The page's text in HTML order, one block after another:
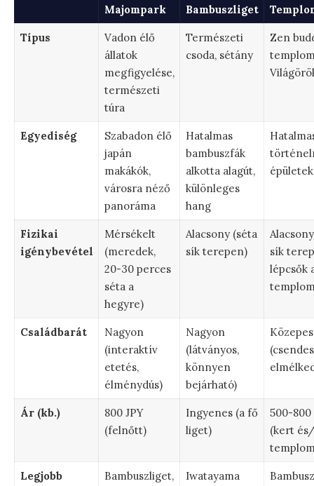
Majompark
Bambuszliget
Típus
Vadon élő
állatok
megfigyelése,
természeti
túra
Természeti
csoda, sétány
Zen
Egyediség
Szabadon élő
japán
makákók,
városra néző
panoráma
Hatalmas
bambuszfák
alkotta alagút,
különleges
hang
Fizikai
igénybevétel
Mérsékelt
(meredek,
20-30 perces
séta a
hegyre)
Alacsony (séta
sík terepen)
sík
lépcsők
Családbarát
Nagyon
(interaktív
etetés,
élménydús)
Nagyon
(látványos,
könnyen
bejárható)
Ár (kb.)
800 JPY
(felnőtt)
Ingyenes (a fő
liget)
500-800
(kert
Legjobb
Bambuszliget,
Iwatayama